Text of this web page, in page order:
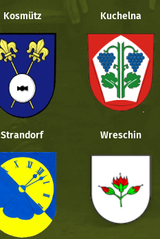
Kosmütz Kuchelna
Strandorf Wreschin